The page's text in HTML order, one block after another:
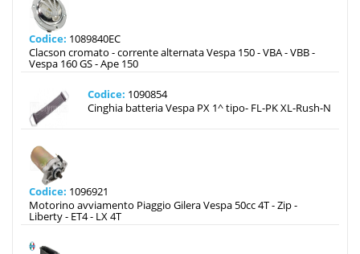
Codice: 1089840EC
Clacson cromato - corrente alternata Vespa 150 - VBA - VBB -
Vespa 160 GS - Ape 150
Codice: 1090854
Cinghia batteria Vespa PX 1^ tipo- FL-PK XL-Rush-N
Codice: 1096921
Motorino avviamento Piaggio Gilera Vespa 50cc 4T - Zip -
Liberty - ET4 - LX 4T